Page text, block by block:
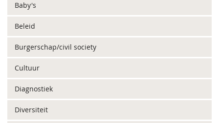
Baby's
Beleid
Burgerschap/civil society
Cultuur
Diagnostiek
Diversiteit